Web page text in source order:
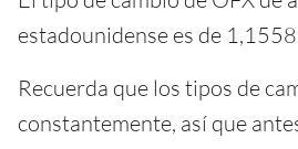
estadounidense es de
Recuerda que los tipos de
constantemente, así que